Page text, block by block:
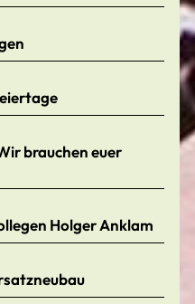
brauchen euer
Holger Anklam